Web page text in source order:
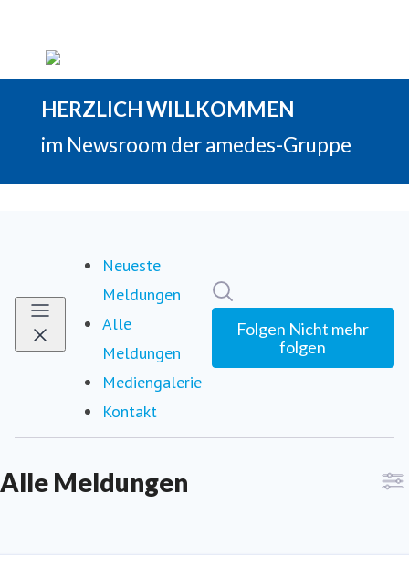
Neueste
Meldungen
Alle
Meldungen
Mediengalerie
Kontakt
Folgen Nicht mehr
folgen
Alle Meldungen